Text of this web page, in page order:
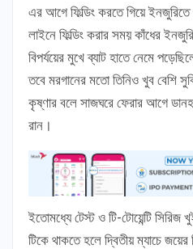
এর আগে ফিল্ডিং করতে গিয়ে ইনজুরিতে
লাইনে ফিল্ডিং করার সময় কাঁধের
বিপর্যয়ের মুখে ব্যাট হাতে নেমে
তবে মরগানের মতো তিনিও খুব বেশি
কৃষ্ণার বলে সাজঘরে ফেরার আগে
রান।
ইতোমধ্যে টেস্ট ও টি-টোয়েন্টি সিরিজ
টিকে থাকতে হলে দ্বিতীয় ম্যাচে